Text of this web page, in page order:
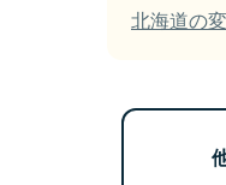
北海道の